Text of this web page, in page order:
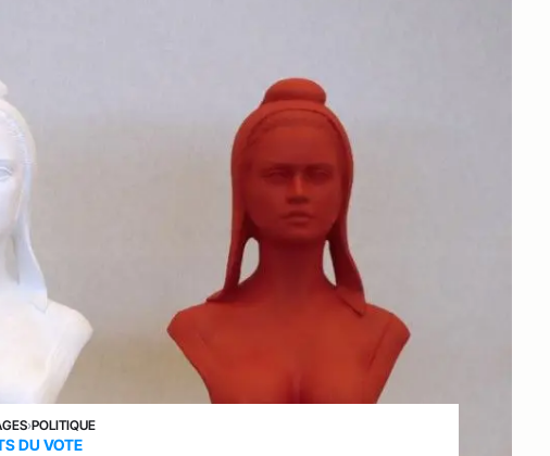
›POLITIQUE
DU VOTE